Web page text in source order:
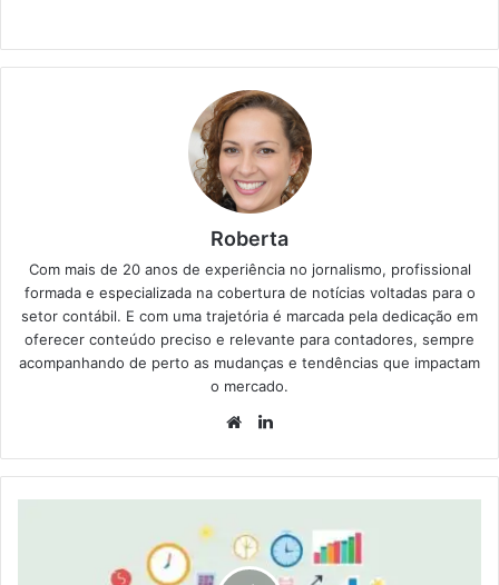
Roberta
Com mais de 20 anos de experiência no jornalismo, profissional
formada e especializada na cobertura de notícias voltadas para o
setor contábil. E com uma trajetória é marcada pela dedicação em
oferecer conteúdo preciso e relevante para contadores, sempre
acompanhando de perto as mudanças e tendências que impactam
o mercado.